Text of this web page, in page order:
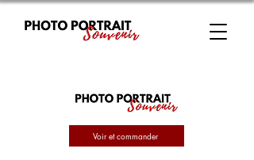
Voir et commander